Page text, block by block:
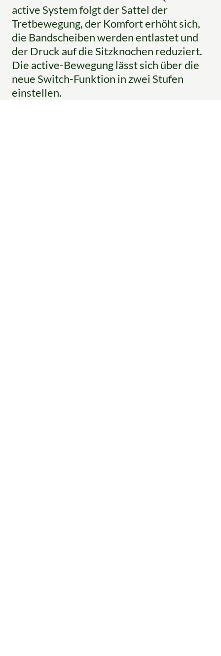
active System folgt der Sattel der
Tretbewegung, der Komfort erhöht sich,
die Bandscheiben werden entlastet und
der Druck auf die Sitzknochen reduziert.
Die active-Bewegung lässt sich über die
neue Switch-Funktion in zwei Stufen
einstellen.